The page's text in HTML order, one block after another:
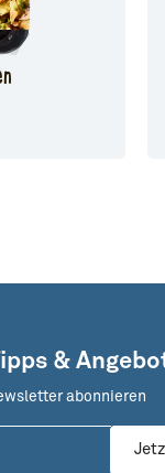
&
abonnieren